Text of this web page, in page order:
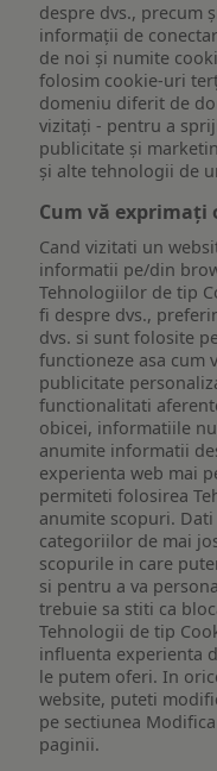
despre dvs., precum
informații de
de noi și numite
folosim cookie-uri
domeniu diferit de
vizitați - pentru a
publicitate și
și alte tehnologii de
Cum vă
Cand vizitati un
informatii pe/din
Tehnologiilor de tip
fi despre dvs.,
dvs. si sunt folosite
functioneze asa cum
publicitate
functionalitati
obicei, informatiile
anumite informatii
experienta web mai
permiteti folosirea
anumite scopuri.
categoriilor de mai
scopurile in care
si pentru a va
trebuie sa stiti ca
Tehnologii de tip
influenta experienta
le putem oferi. In
website, puteti
pe sectiunea
paginii.